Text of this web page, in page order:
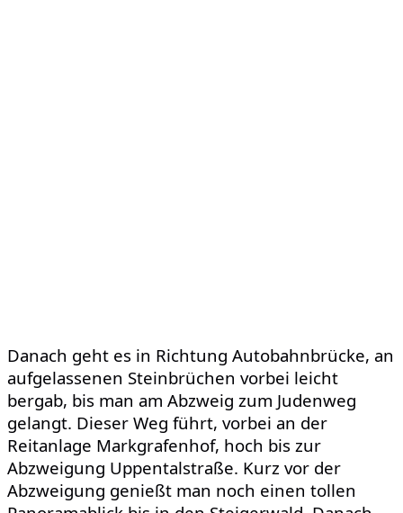
Danach geht es in Richtung Autobahnbrücke, an
aufgelassenen Steinbrüchen vorbei leicht
bergab, bis man am Abzweig zum Judenweg
gelangt. Dieser Weg führt, vorbei an der
Reitanlage Markgrafenhof, hoch bis zur
Abzweigung Uppentalstraße. Kurz vor der
Abzweigung genießt man noch einen tollen